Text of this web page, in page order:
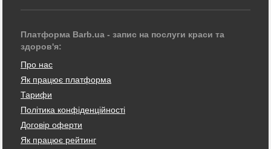
Платформа Barb.ua - запис на послуги краси та
здоров'я:
Про нас
Як працює платформа
Тарифи
Політика конфіденційності
Договір оферти
Як працює рейтинг